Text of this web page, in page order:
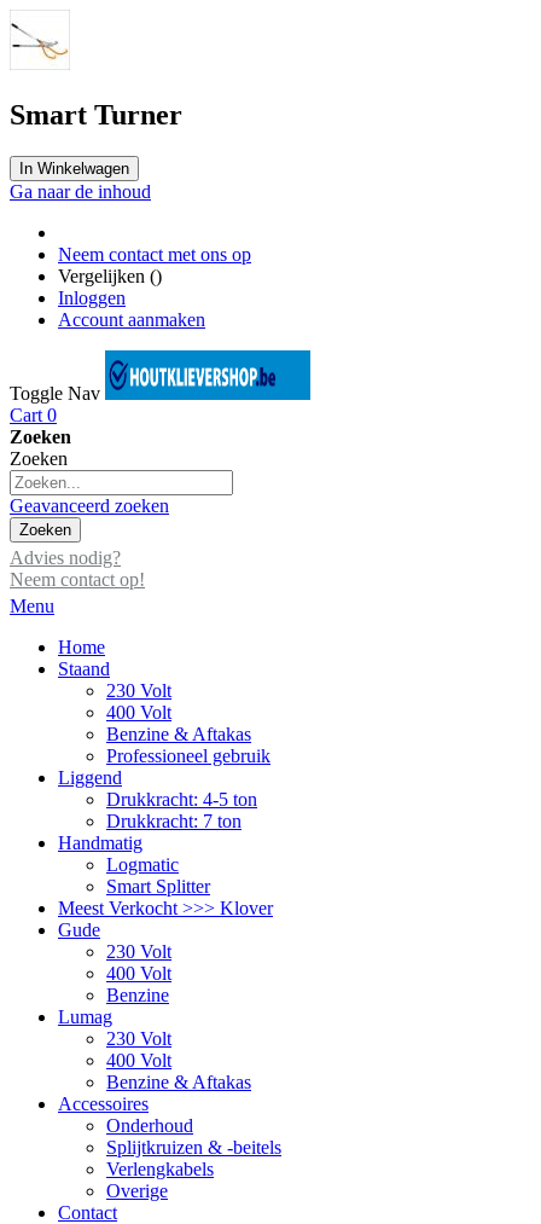
Smart Turner
In Winkelwagen
Ga naar de inhoud
Neem contact met ons op
Vergelijken ()
Inloggen
Account aanmaken
Toggle Nav
Cart 0
Zoeken
Zoeken
Geavanceerd zoeken
Zoeken
Advies nodig?
Neem contact op!
Menu
Home
Staand
230 Volt
400 Volt
Benzine & Aftakas
Professioneel gebruik
Liggend
Drukkracht: 4-5 ton
Drukkracht: 7 ton
Handmatig
Logmatic
Smart Splitter
Meest Verkocht >>> Klover
Gude
230 Volt
400 Volt
Benzine
Lumag
230 Volt
400 Volt
Benzine & Aftakas
Accessoires
Onderhoud
Splijtkruizen & -beitels
Verlengkabels
Overige
Contact